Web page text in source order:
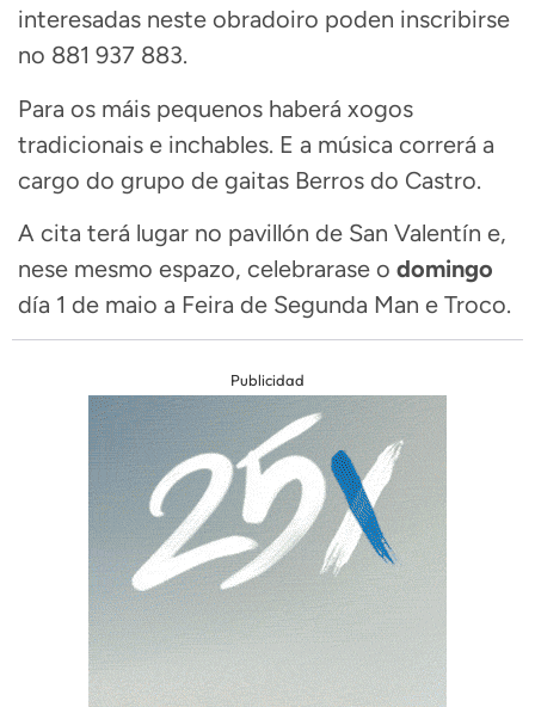
interesadas neste obradoiro poden inscribirse
no 881 937 883.
Para os máis pequenos haberá xogos
tradicionais e inchables. E a música correrá a
cargo do grupo de gaitas Berros do Castro.
A cita terá lugar no pavillón de San Valentín e,
nese mesmo espazo, celebrarase o domingo
día 1 de maio a Feira de Segunda Man e Troco.
Publicidad